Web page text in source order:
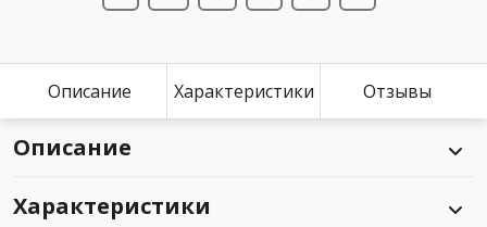
Описание Характеристики Отзывы
Описание
Характеристики